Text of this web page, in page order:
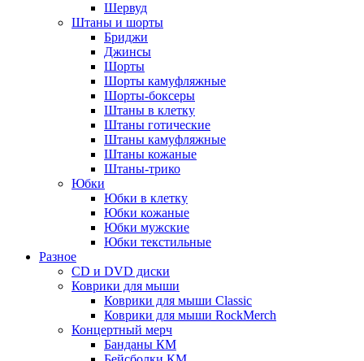
Шервуд
Штаны и шорты
Бриджи
Джинсы
Шорты
Шорты камуфляжные
Шорты-боксеры
Штаны в клетку
Штаны готические
Штаны камуфляжные
Штаны кожаные
Штаны-трико
Юбки
Юбки в клетку
Юбки кожаные
Юбки мужские
Юбки текстильные
Разное
CD и DVD диски
Коврики для мыши
Коврики для мыши Classic
Коврики для мыши RockMerch
Концертный мерч
Банданы КМ